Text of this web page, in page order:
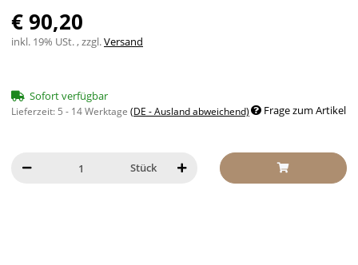
€ 90,20
inkl. 19% USt. , zzgl.Versand
Sofort verfügbar
Lieferzeit: 5 - 14 Werktage (DE - Ausland abweichend) Frage zum Artikel
Stück